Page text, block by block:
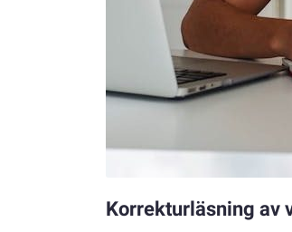
Korrekturläsning av